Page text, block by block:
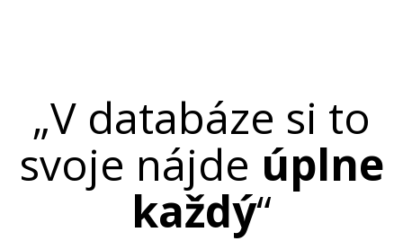
„V databáze si to
svoje nájde úplne
každý“